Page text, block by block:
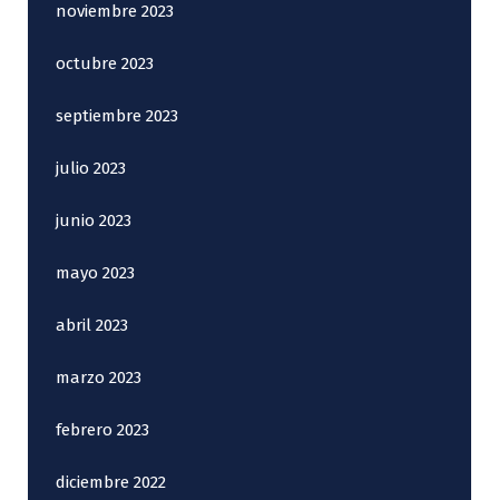
noviembre 2023
octubre 2023
septiembre 2023
julio 2023
junio 2023
mayo 2023
abril 2023
marzo 2023
febrero 2023
diciembre 2022